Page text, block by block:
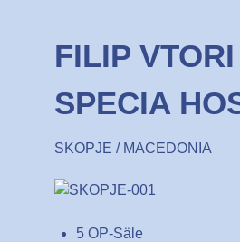
FILIP VTORI
SPECIA
SKOPJE / MACEDONIA
5 OP-Säle